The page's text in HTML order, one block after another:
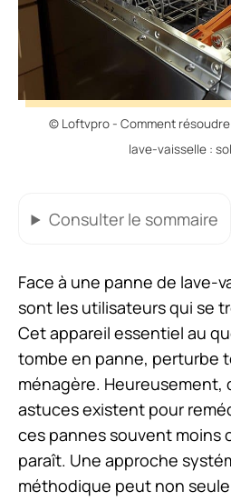
© Loftvpro - Comment
lave-vaisselle :
Consulter le sommaire
Face à une panne de lave-
sont les utilisateurs qui se
Cet appareil essentiel au
tombe en panne, perturbe
ménagère. Heureusement,
astuces existent pour
ces pannes souvent moins
paraît. Une approche
méthodique peut non